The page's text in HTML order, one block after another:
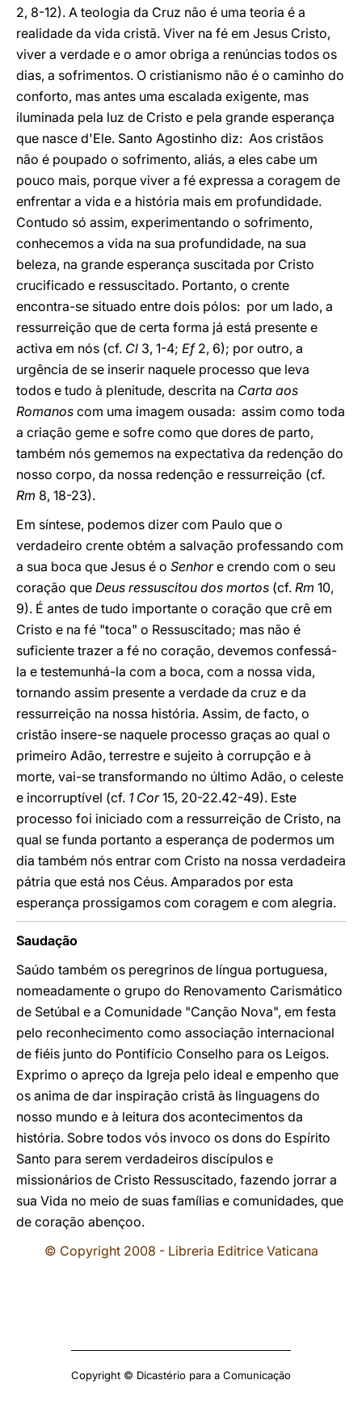
2, 8-12). A teologia da Cruz não é uma teoria é a
realidade da vida cristã. Viver na fé em Jesus Cristo,
viver a verdade e o amor obriga a renúncias todos os
dias, a sofrimentos. O cristianismo não é o caminho do
conforto, mas antes uma escalada exigente, mas
iluminada pela luz de Cristo e pela grande esperança
que nasce d'Ele. Santo Agostinho diz: Aos cristãos
não é poupado o sofrimento, aliás, a eles cabe um
pouco mais, porque viver a fé expressa a coragem de
enfrentar a vida e a história mais em profundidade.
Contudo só assim, experimentando o sofrimento,
conhecemos a vida na sua profundidade, na sua
beleza, na grande esperança suscitada por Cristo
crucificado e ressuscitado. Portanto, o crente
encontra-se situado entre dois pólos: por um lado, a
ressurreição que de certa forma já está presente e
activa em nós (cf. Cl 3, 1-4; Ef2, 6); por outro, a
urgência de se inserir naquele processo que leva
todos e tudo à plenitude, descrita na Carta aos
Romanos com uma imagem ousada: assim como toda
a criação geme e sofre como que dores de parto,
também nós gememos na expectativa da redenção do
nosso corpo, da nossa redenção e ressurreição (cf.
Rm 8, 18-23).
Em síntese, podemos dizer com Paulo que o
verdadeiro crente obtém a salvação professando com
a sua boca que Jesus é o Senhore crendo com o seu
coração que Deus ressuscitou dos mortos (cf. Rm 10,
9). É antes de tudo importante o coração que crê em
Cristo e na fé "toca" o Ressuscitado; mas não é
suficiente trazer a fé no coração, devemos confessá-
la e testemunhá-la com a boca, com a nossa vida,
tornando assim presente a verdade da cruz e da
ressurreição na nossa história. Assim, de facto, o
cristão insere-se naquele processo graças ao qual o
primeiro Adão, terrestre e sujeito à corrupção e à
morte, vai-se transformando no último Adão, o celeste
e incorruptível (cf. 1 Cor15, 20-22.42-49). Este
processo foi iniciado com a ressurreição de Cristo, na
qual se funda portanto a esperança de podermos um
dia também nós entrar com Cristo na nossa verdadeira
pátria que está nos Céus. Amparados por esta
esperança prossigamos com coragem e com alegria.
Saudação
Saúdo também os peregrinos de língua portuguesa,
nomeadamente o grupo do Renovamento Carismático
de Setúbal e a Comunidade "Canção Nova", em festa
pelo reconhecimento como associação internacional
de fiéis junto do Pontifício Conselho para os Leigos.
Exprimo o apreço da Igreja pelo ideal e empenho que
os anima de dar inspiração cristã às linguagens do
nosso mundo e à leitura dos acontecimentos da
história. Sobre todos vós invoco os dons do Espírito
Santo para serem verdadeiros discípulos e
missionários de Cristo Ressuscitado, fazendo jorrar a
sua Vida no meio de suas famílias e comunidades, que
de coração abençoo.
© Copyright 2008 - Libreria Editrice Vaticana
Copyright © Dicastério para a Comunicação